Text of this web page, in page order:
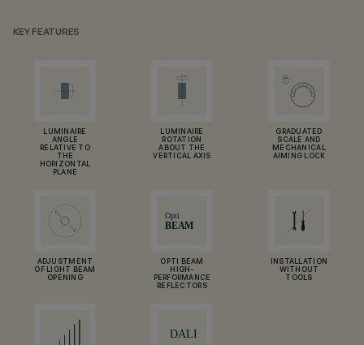
KEY FEATURES
LUMINAIRE
ANGLE
RELATIVE TO
THE
HORIZONTAL
PLANE
LUMINAIRE
ROTATION
ABOUT THE
VERTICAL AXIS
GRADUATED
SCALE AND
MECHANICAL
AIMING LOCK
ADJUSTMENT
OF LIGHT BEAM
OPENING
OPTI BEAM
HIGH-
PERFORMANCE
REFLECTORS
INSTALLATION
WITHOUT
TOOLS